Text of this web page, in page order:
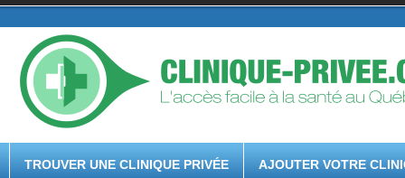
TROUVER UNE CLINIQUE PRIVÉE AJOUTER VOTRE